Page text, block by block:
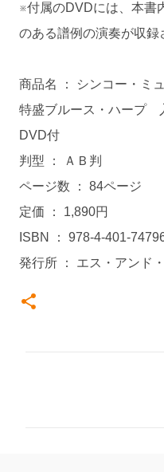
※付属のDVDには、本書
のある譜例の演奏が収録
商品名 ： シンコー・ミ
特盛ブルース・ハープ
DVD付
判型 ： ＡＢ判
ページ数 ： 84ページ
定価 ： 1,890円
ISBN ： 978-4-401-
発行所 ： エス・アンド